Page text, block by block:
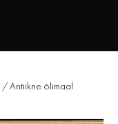
/ Antiikne õlimaal